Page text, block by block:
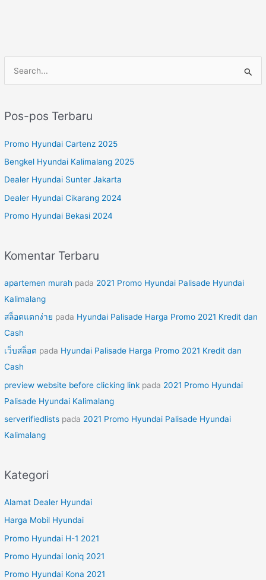
i
u
k
:
Pos-pos Terbaru
Promo Hyundai Cartenz 2025
Bengkel Hyundai Kalimalang 2025
Dealer Hyundai Sunter Jakarta
Dealer Hyundai Cikarang 2024
Promo Hyundai Bekasi 2024
Komentar Terbaru
apartemen murah pada 2021 Promo Hyundai Palisade Hyundai
Kalimalang
สล็อตแตกง่าย pada Hyundai Palisade Harga Promo 2021 Kredit dan
Cash
เว็บสล็อต pada Hyundai Palisade Harga Promo 2021 Kredit dan
Cash
preview website before clicking link pada 2021 Promo Hyundai
Palisade Hyundai Kalimalang
serverifiedlists pada 2021 Promo Hyundai Palisade Hyundai
Kalimalang
Kategori
Alamat Dealer Hyundai
Harga Mobil Hyundai
Promo Hyundai H-1 2021
Promo Hyundai Ioniq 2021
Promo Hyundai Kona 2021